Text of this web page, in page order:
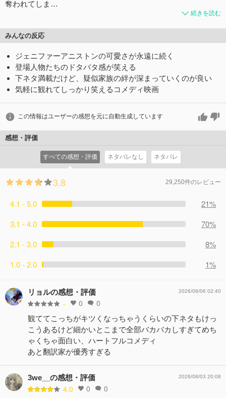
奪われてしま…
続きを読む
みんなの反応
ジェニファーアニストンの可愛さが永遠に続く
登場人物たちのドタバタ感が笑える
下ネタ満載だけど、疑似家族の絆が深まっていくのが良い
気軽に観れてしっかり笑えるコメディ映画
この情報はユーザーの感想を元に自動生成しています
感想・評価
すべての感想・評価 ネタバレなし ネタバレ
3.8 29,250件のレビュー
4.1 - 5.0
21%
3.1 - 4.0
70%
2.1 - 3.0
8%
1.0 - 2.0
1%
リョルの感想・評価
- 0 0
2026/08/06 02:40
観ててこっちがキツくなっちゃうくらいの下ネタもけっ
こうあるけど細かいとこまで全部バカバカしすぎてめち
ゃくちゃ面白い、ハートフルコメディ
あと翻訳家が優秀すぎる
3we__の感想・評価
4.0 0 0
2026/08/03 20:08